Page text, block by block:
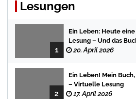
Lesungen
1
Ein Leben: Heute eine neue
Lesung – Und das
der Bredstedter
20. April 2026
2
Ein Leben! Mein
– Virtuelle Lesung
17. April 2026